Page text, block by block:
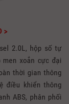
>
2.0L, hộp số tự
xoắn cực đại
thời gian thông
điều khiển thông
ABS, phân phối